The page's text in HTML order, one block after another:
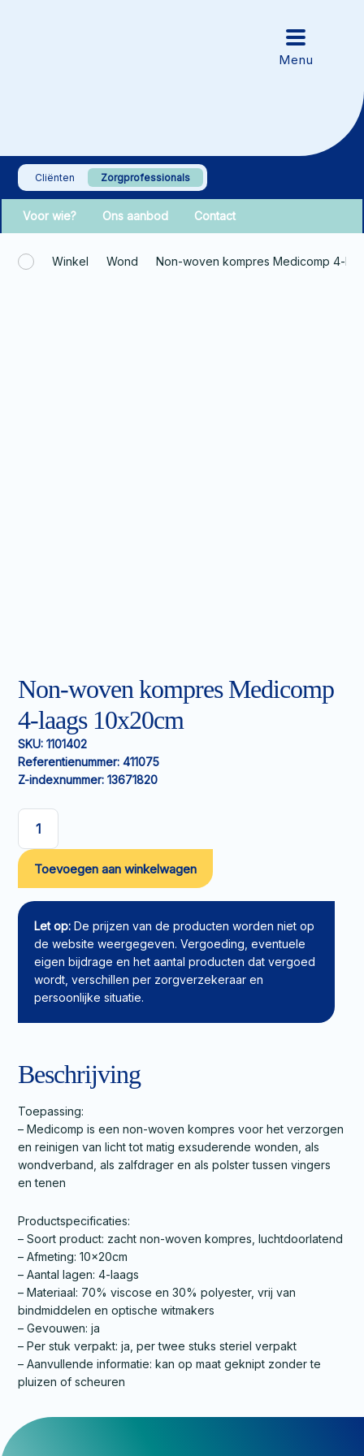
Cliënten Zorgprofessionals
Voor wie? Ons aanbod Contact
Winkel Wond Non-woven kompres Medicomp 4-
Non-woven kompres Medicomp
4-laags 10x20cm
SKU: 1101402
Referentienummer: 411075
Z-indexnummer: 13671820
Non-
woven
kompres
Medicomp
4-
laags
10x20cm
aantal
Toevoegen aan winkelwagen
Let op: De prijzen van de producten worden niet op
de website weergegeven. Vergoeding, eventuele
eigen bijdrage en het aantal producten dat vergoed
wordt, verschillen per zorgverzekeraar en
persoonlijke situatie.
Beschrijving
Toepassing:
– Medicomp is een non-woven kompres voor het verzorgen
en reinigen van licht tot matig exsuderende wonden, als
wondverband, als zalfdrager en als polster tussen vingers
en tenen
Productspecificaties:
– Soort product: zacht non-woven kompres, luchtdoorlatend
– Afmeting: 10x20cm
– Aantal lagen: 4-laags
– Materiaal: 70% viscose en 30% polyester, vrij van
bindmiddelen en optische witmakers
– Gevouwen: ja
– Per stuk verpakt: ja, per twee stuks steriel verpakt
– Aanvullende informatie: kan op maat geknipt zonder te
pluizen of scheuren